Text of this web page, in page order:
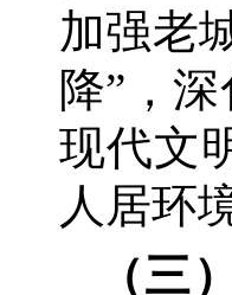
加强老
降”，
现代文
人居环
（三